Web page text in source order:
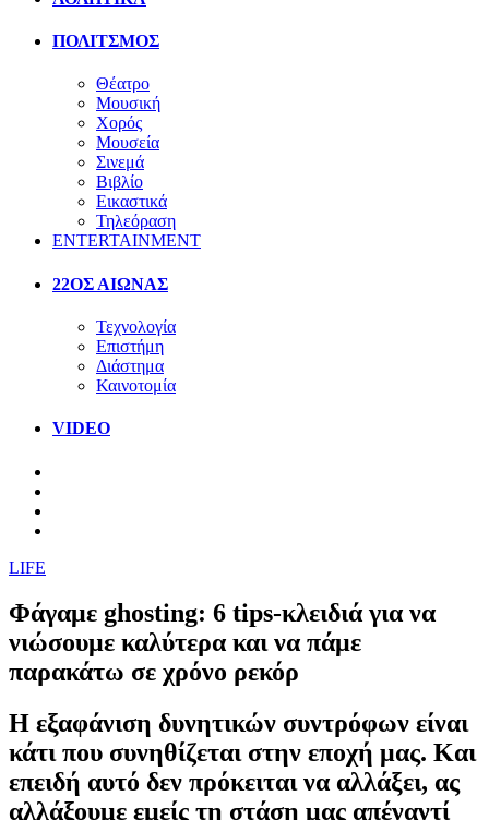
ΠΟΛΙΤΣΜΟΣ
Θέατρο
Μουσική
Χορός
Μουσεία
Σινεμά
Βιβλίο
Εικαστικά
Τηλεόραση
ENTERTAINMENT
22ΟΣ ΑΙΩΝΑΣ
Τεχνολογία
Επιστήμη
Διάστημα
Καινοτομία
VIDEO
LIFE
Φάγαμε ghosting: 6 tips-κλειδιά για να
νιώσουμε καλύτερα και να πάμε
παρακάτω σε χρόνο ρεκόρ
H εξαφάνιση δυνητικών συντρόφων είναι
κάτι που συνηθίζεται στην εποχή μας. Και
επειδή αυτό δεν πρόκειται να αλλάξει, ας
αλλάξουμε εμείς τη στάση μας απέναντί